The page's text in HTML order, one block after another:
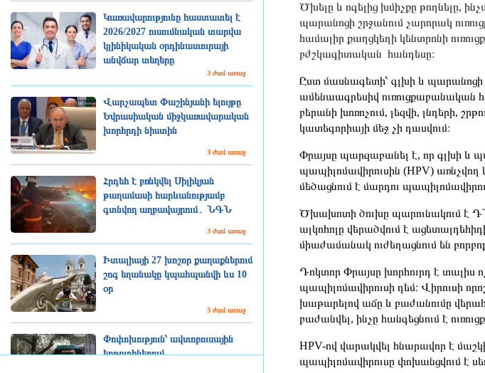
Կառավարությունը հաստատել է
2026/2027 ուսումնական տարվա
կլինիկական օրդինատուրայի
անվճար տեղերը
3 ժամ առաջ
Վարչապետ Փաշինյանի ելույթը
Եվրասիական միջկառավարական
խորհրդի նիստին
3 ժամ առաջ
Հրդեհ է բռնկվել Սիլիկյան
թաղամասի հարևանությամբ
գտնվող աղբավայրում․ ՆԳՆ
3 ժամ առաջ
Իտալիայի 27 խոշոր քաղաքներում
շոգ եղանակը կպահպանվի ևս 10
օր
3 ժամ առաջ
Փոփոխություն՝ ավտոբուսային
երթուղիներում
Ծխելը և ոգելից խմիչքը թողնելը,
պարանոցի շրջանում չարորակ
համալիր քաղցկեղի կենտրոնի
բժշկագիտական հանդեսը։
Ըստ մասնագետի՝ գլխի և
ամենաագրեսիվ ուռուցքաբանական
բերանի խոռոչում, լեզվի, լնդերի,
կատեգորիայի մեջ չի դասվում։
Փրայսը պարզաբանել է, որ գլխի և
պապիլոմավիրուսին (HPV)
մեծացնում է մարդու
Ծխախոտի ծուխը պարունակում է
ալկոհոլը վերածվում է
միաժամանակ ուժեղացնում են
Դոկտոր Փրայսը խորհուրդ է տալիս
պապիլոմավիրուսի դեմ։ Վիրուսի
խաթարելով աճը և բաժանումը
բաժանվել, ինչը հանգեցնում է
HPV-ով վարակվել հնարավոր է
պապիլոմավիրուսը փոխանցվում է